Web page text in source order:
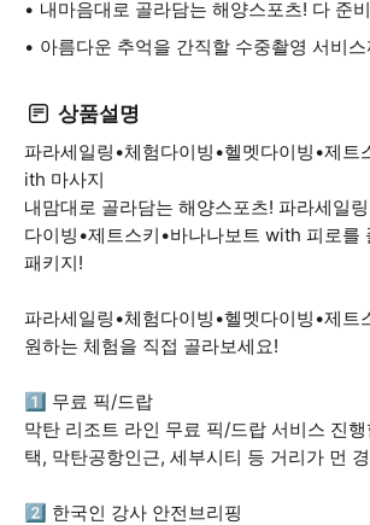
내마음대로 골라담는 해양스포츠! 다 준
아름다운 추억을 간직할 수중촬영 서비스
상품설명
파라세일링•체험다이빙•헬멧다이빙•제트
ith 마사지
내맘대로 골라담는 해양스포츠! 파라세일
다이빙•제트스키•바나나보트 with 피로를
패키지!
파라세일링•체험다이빙•헬멧다이빙•제트
원하는 체험을 직접 골라보세요!
1️⃣ 무료 픽/드랍
막탄 리조트 라인 무료 픽/드랍 서비스 진
택, 막탄공항인근, 세부시티 등 거리가 먼
2️⃣ 한국인 강사 안전브리핑